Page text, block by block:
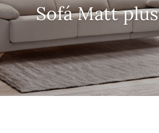
Sofá Matt plus